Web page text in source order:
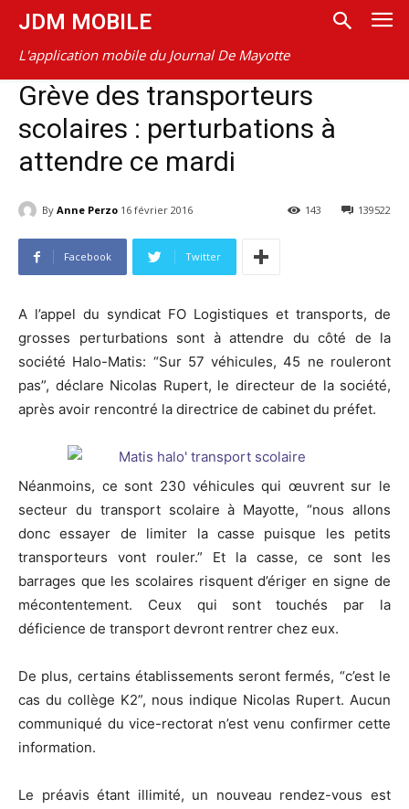
JDM MOBILE
L'application mobile du Journal De Mayotte
Grève des transporteurs
scolaires : perturbations à
attendre ce mardi
By Anne Perzo 16 février 2016 139522
143
Facebook Twitter
A l’appel du syndicat FO Logistiques et transports, de
grosses perturbations sont à attendre du côté de la
société Halo-Matis: “Sur 57 véhicules, 45 ne rouleront
pas”, déclare Nicolas Rupert, le directeur de la société,
après avoir rencontré la directrice de cabinet du préfet.
Néanmoins, ce sont 230 véhicules qui œuvrent sur le
secteur du transport scolaire à Mayotte, “nous allons
donc essayer de limiter la casse puisque les petits
transporteurs vont rouler.” Et la casse, ce sont les
barrages que les scolaires risquent d’ériger en signe de
mécontentement. Ceux qui sont touchés par la
déficience de transport devront rentrer chez eux.
De plus, certains établissements seront fermés, “c’est le
cas du collège K2”, nous indique Nicolas Rupert. Aucun
communiqué du vice-rectorat n’est venu confirmer cette
information.
Le préavis étant illimité, un nouveau rendez-vous est